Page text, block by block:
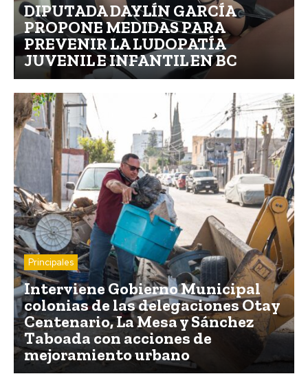
DIPUTADA DAYLÍN GARCÍA
PROPONE MEDIDAS PARA
PREVENIR LA LUDOPATÍA
JUVENIL E INFANTIL EN BC
Principales
Interviene Gobierno Municipal
colonias de las delegaciones Otay
Centenario, La Mesa y Sánchez
Taboada con acciones de
mejoramiento urbano